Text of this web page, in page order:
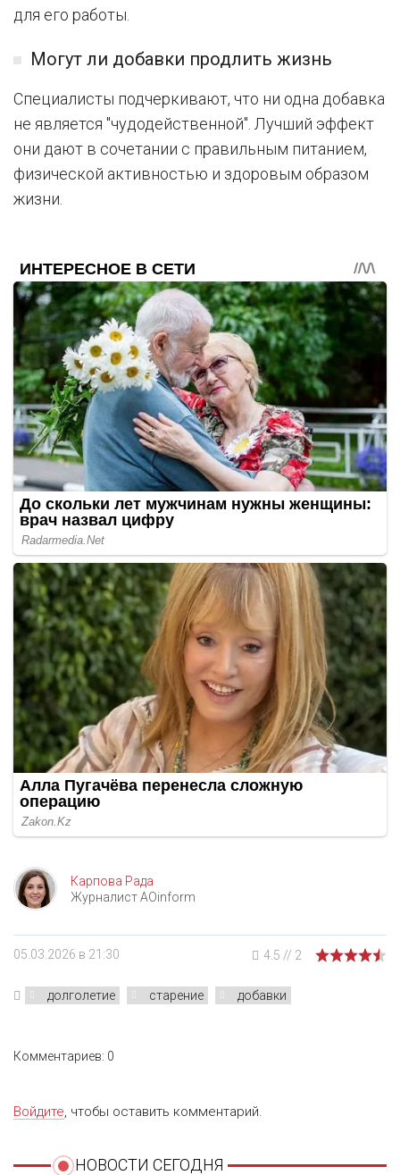
для его работы.
Могут ли добавки продлить жизнь
Специалисты подчеркивают, что ни одна добавка
не является "чудодейственной". Лучший эффект
они дают в сочетании с правильным питанием,
физической активностью и здоровым образом
жизни.
Карпова Рада
Журналист AOinform
05.03.2026 в 21:30 4.5 // 2
долголетие старение добавки
Комментариев: 0
Войдите, чтобы оставить комментарий.
НОВОСТИ СЕГОДНЯ